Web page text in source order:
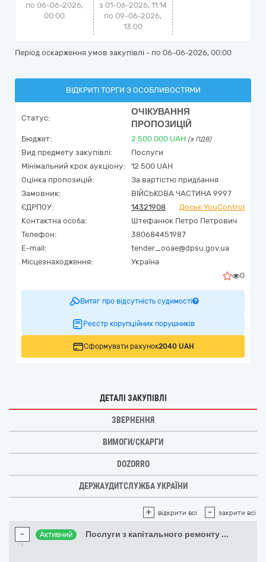
по 06-06-2026,
00:00
з 01-06-2026, 11:14
по 09-06-2026,
13:00
Період оскарження умов закупівлі - по 06-06-2026, 00:00
ВІДКРИТІ ТОРГИ З ОСОБЛИВОСТЯМИ
Статус:
ОЧІКУВАННЯ
ПРОПОЗИЦІЙ
Бюджет: 2 500 000 UAH (з ПДВ)
Вид предмету закупівлі:
Послуги
Мінімальний крок аукціону:
12 500 UAH
Оцінка пропозицій:
За вартістю придбання
Замовник:
ВІЙСЬКОВА ЧАСТИНА 9997
ЄДРПОУ:
14321908
Досьє YouControl
Контактна особа:
Штефанюк Петро Петрович
Телефон:
380684451987
E-mail:
tender_ooae@dpsu.gov.ua
Місцезнаходження:
Україна
0
Витяг про відсутність судимості
Реєстр корупційних порушників
Сформувати рахунок2040 UAH
ДЕТАЛІ ЗАКУПІВЛІ
ЗВЕРНЕННЯ
ВИМОГИ/СКАРГИ
DOZORRO
ДЕРЖАУДИТСЛУЖБА УКРАЇНИ
+ відкрити всі - закрити всі
- Активний Послуги з капітального ремонту ...